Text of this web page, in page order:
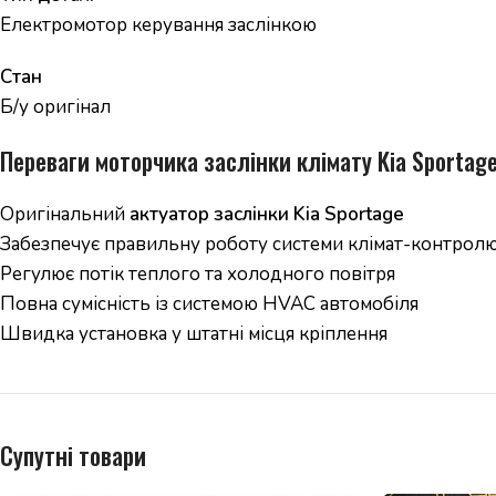
Електромотор керування заслінкою
Стан
Б/у оригінал
Переваги моторчика заслінки клімату Kia
Оригінальний актуатор заслінки Kia Sportage
Забезпечує правильну роботу системи клімат-
Регулює потік теплого та холодного повітря
Повна сумісність із системою HVAC автомобіля
Швидка установка у штатні місця кріплення
Супутні товари